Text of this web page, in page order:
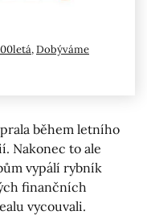
,Dobýváme
během letního
Nakonec to ale
vypálí rybník
finančních
vycouvali.